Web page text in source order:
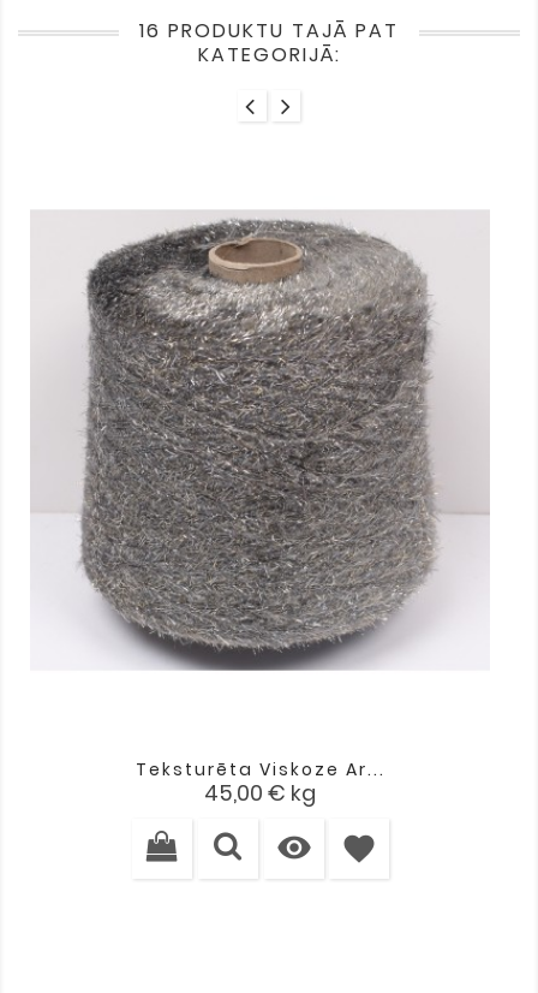
16 PRODUKTU TAJĀ PAT
KATEGORIJĀ:
Teksturēta Viskoze Ar...
Cena
45,00 € kg
 favorite